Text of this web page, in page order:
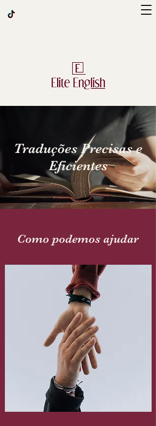
Traduções Precisas e
Eficientes
Como podemos ajudar